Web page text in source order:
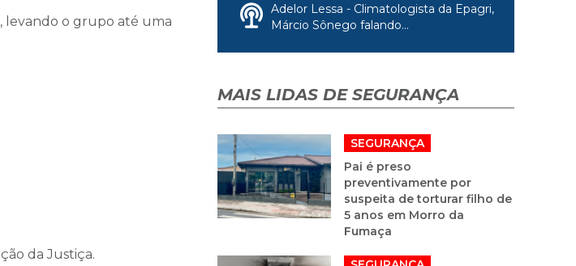
levando o grupo até uma
da Justiça.
Adelor Lessa - Climatologista da Epagri,
Márcio Sônego falando...
MAIS LIDAS DE SEGURANÇA
SEGURANÇA
Pai é preso
preventivamente por
suspeita de torturar filho de
5 anos em Morro da
Fumaça